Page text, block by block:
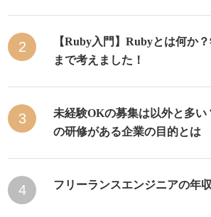
2
【Ruby入門】Rubyとは何か
まで考えました！
3
未経験OKの募集は以外と多い
の研修がある企業の目的とは
4 フリーランスエンジニアの年